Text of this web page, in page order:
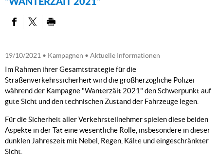
19/10/2021 • Kampagnen • Aktuelle Informationen
Im Rahmen ihrer Gesamtstrategie für die
Straßenverkehrssicherheit wird die großherzogliche Polizei
während der Kampagne "Wanterzäit 2021" den Schwerpunkt auf
gute Sicht und den technischen Zustand der Fahrzeuge legen.
Für die Sicherheit aller Verkehrsteilnehmer spielen diese beiden
Aspekte in der Tat eine wesentliche Rolle, insbesondere in dieser
dunklen Jahreszeit mit Nebel, Regen, Kälte und eingeschränkter
Sicht.